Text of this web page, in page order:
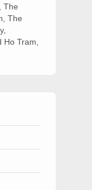
,The
,The
,
Ho Tram